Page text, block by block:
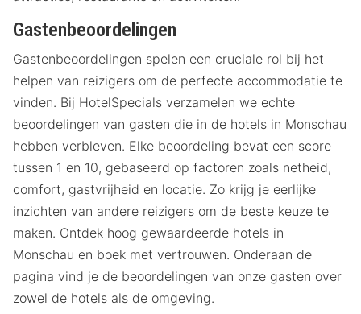
Gastenbeoordelingen
Gastenbeoordelingen spelen een cruciale rol bij het
helpen van reizigers om de perfecte accommodatie te
vinden. Bij HotelSpecials verzamelen we echte
beoordelingen van gasten die in de hotels in Monschau
hebben verbleven. Elke beoordeling bevat een score
tussen 1 en 10, gebaseerd op factoren zoals netheid,
comfort, gastvrijheid en locatie. Zo krijg je eerlijke
inzichten van andere reizigers om de beste keuze te
maken. Ontdek hoog gewaardeerde hotels in
Monschau en boek met vertrouwen. Onderaan de
pagina vind je de beoordelingen van onze gasten over
zowel de hotels als de omgeving.